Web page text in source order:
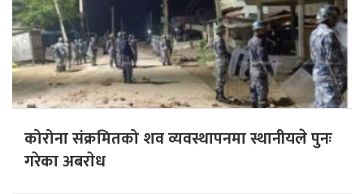
कोरोना संक्रमितको शव व्यवस्थापनमा स्थानीयले पुनः
गरेका अबराेध